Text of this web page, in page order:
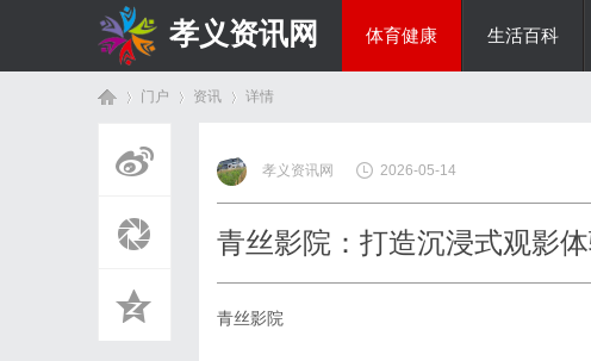
孝义资讯网 体育健康 生活百科
门户 资讯
›
详情
孝义资讯网 2026-05-14
青丝影院：打造沉浸式观影
青丝影院